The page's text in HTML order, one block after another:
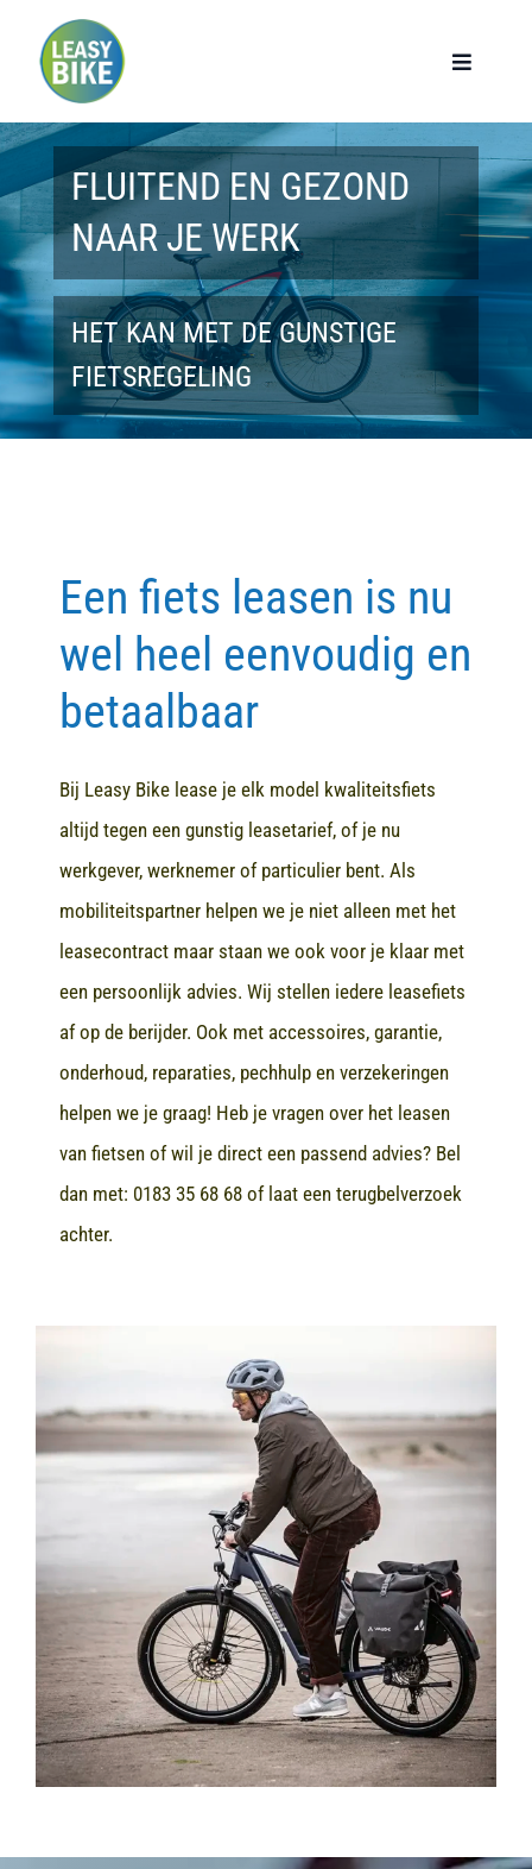
Toggle
Home
Werknemers
Werkgevers
Privé lease
Modellen
Contact
FLUITEND EN GEZOND
NAAR JE WERK
HET KAN MET DE GUNSTIGE
FIETSREGELING
Een fiets leasen is nu
wel heel eenvoudig en
betaalbaar
Bij Leasy Bike lease je elk model kwaliteitsfiets
altijd tegen een gunstig leasetarief, of je nu
werkgever, werknemer of particulier bent. Als
mobiliteitspartner helpen we je niet alleen met het
leasecontract maar staan we ook voor je klaar met
een persoonlijk advies. Wij stellen iedere leasefiets
af op de berijder. Ook met accessoires, garantie,
onderhoud, reparaties, pechhulp en verzekeringen
helpen we je graag! Heb je vragen over het leasen
van fietsen of wil je direct een passend advies? Bel
dan met: 0183 35 68 68of laat een terugbelverzoek
achter.